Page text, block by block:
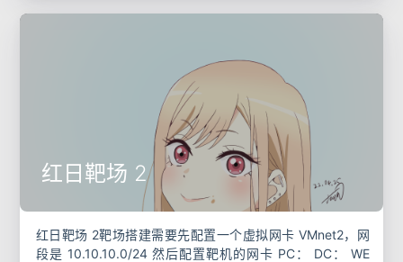
红日靶场 2
红日靶场 2靶场搭建需要先配置一个虚拟网卡 VMnet2​，网
段是 10.10.10.0/24 然后配置靶机的网卡 PC： DC： WE